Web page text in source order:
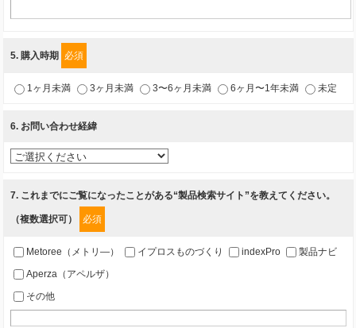
1.当社が取り扱う商品・サービスに関するご案内
2.当社が開催（主催・共催・協賛）するセミナーなど、各種イベントのお知
らせ
4.お客様満足度調査等のアンケートの依頼
5.お問い合わせまたはご依頼等への対応
第三者提供の有無
あり
a.個人情報の提供・利用目的
当該企業/団体のサービス等のご案内及び当該企業/団体からの情報を提供す
るため
5. 購入時期 必須
1ヶ月未満 3ヶ月未満 3〜6ヶ月未満 6ヶ月〜1年未満 未定
6. お問い合わせ経緯
7. これまでにご覧になったことがある“製品検索サイト”を教えてください。
（複数選択可） 必須
Metoree（メトリ—） イプロスものづくり indexPro
製品ナビ
Aperza（アペルザ）
その他